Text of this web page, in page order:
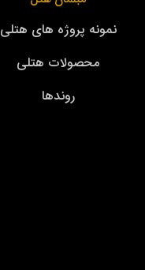
نمونه پروژه های هتلی
محصولات هتلی
روندها